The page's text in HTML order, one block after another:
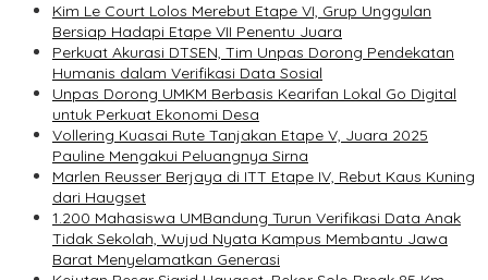
Kim Le Court Lolos Merebut Etape VI, Grup Unggulan
Bersiap Hadapi Etape VII Penentu Juara
Perkuat Akurasi DTSEN, Tim Unpas Dorong Pendekatan
Humanis dalam Verifikasi Data Sosial
Unpas Dorong UMKM Berbasis Kearifan Lokal Go Digital
untuk Perkuat Ekonomi Desa
Vollering Kuasai Rute Tanjakan Etape V, Juara 2025
Pauline Mengakui Peluangnya Sirna
Marlen Reusser Berjaya di ITT Etape IV, Rebut Kaus Kuning
dari Haugset
1.200 Mahasiswa UMBandung Turun Verifikasi Data Anak
Tidak Sekolah, Wujud Nyata Kampus Membantu Jawa
Barat Menyelamatkan Generasi